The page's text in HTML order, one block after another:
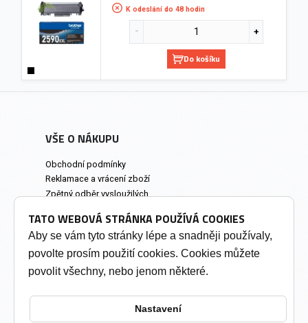
K odeslání do 48 hodin
Do košíku
VŠE O NÁKUPU
Obchodní podmínky
Reklamace a vrácení zboží
Zpětný odběr vysloužilých
Prodejna a osobní odběr
INFORMACE
Soukromí a cookies
TATO WEBOVÁ STRÁNKA POUŽÍVÁ COOKIES
Aby se vám tyto stránky lépe a snadněji používaly,
povolte prosím použití cookies. Cookies můžete
povolit všechny, nebo jenom některé.
Nastavení